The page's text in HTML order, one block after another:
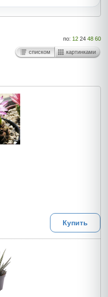
по: 12 24 48 60
списком картинками
Купить